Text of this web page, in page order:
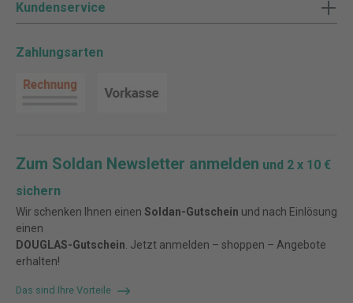
Kundenservice
Zahlungsarten
Zum Soldan Newsletter anmelden und 2 x 10 €
sichern
Wir schenken Ihnen einen Soldan-Gutschein und nach Einlösung
einen
DOUGLAS-Gutschein . Jetzt anmelden – shoppen – Angebote
erhalten!
Das sind Ihre Vorteile